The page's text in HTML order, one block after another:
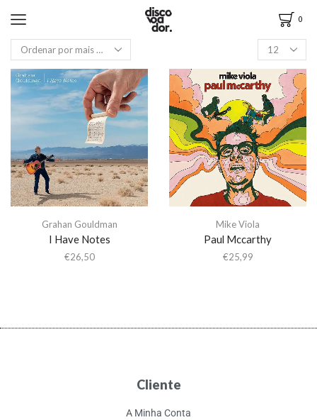
0
Grahan Gouldman
I Have Notes
€26,50
Mike Viola
Paul Mccarthy
€25,99
Cliente
A Minha Conta